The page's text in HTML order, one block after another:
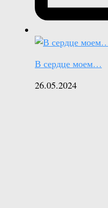
В сердце моем…
26.05.2024